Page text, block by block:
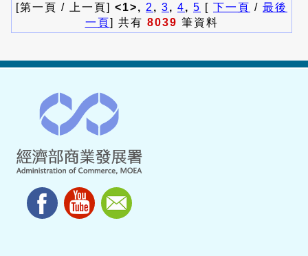
[第一頁 / 上一頁] <1>, 2 , 3, 4, 5 [ 下一頁 / 最後
一頁] 共有 8039 筆資料